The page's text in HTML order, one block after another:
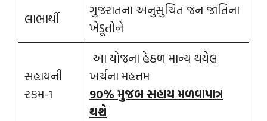
લાભાર્થી
ગુજરાતના અનુસુચિત જન જાતિના
ખેડૂતોને
સહાયની
રકમ-1
આ યોજના હેઠળ માન્ય થયેલ
ખર્ચના મહત્તમ
90% મુજબ સહાય મળવાપાત્ર
થશે